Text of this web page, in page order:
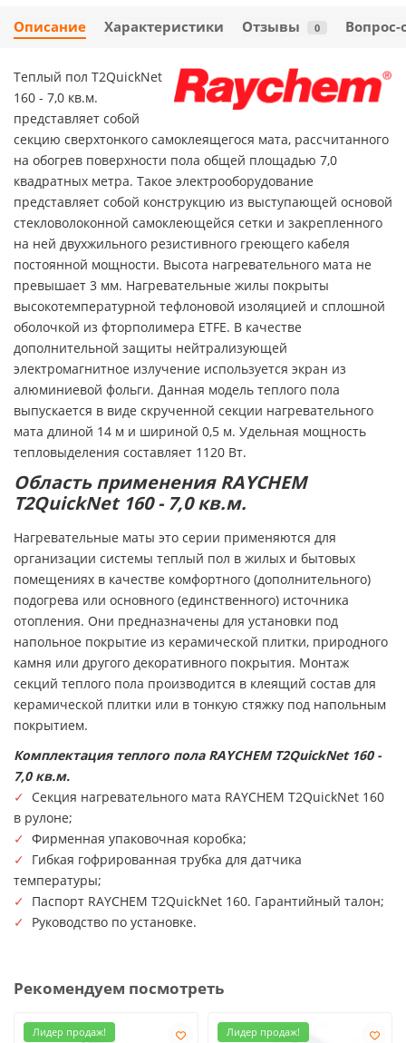
Описание Характеристики Отзывы 0 Вопрос-
Теплый пол T2QuickNet
160 - 7,0 кв.м.
представляет собой
секцию сверхтонкого самоклеящегося мата, рассчитанного
на обогрев поверхности пола общей площадью 7,0
квадратных метра. Такое электрооборудование
представляет собой конструкцию из выступающей основой
стекловолоконной самоклеющейся сетки и закрепленного
на ней двухжильного резистивного греющего кабеля
постоянной мощности. Высота нагревательного мата не
превышает 3 мм. Нагревательные жилы покрыты
высокотемпературной тефлоновой изоляцией и сплошной
оболочкой из фторполимера ETFE. В качестве
дополнительной защиты нейтрализующей
электромагнитное излучение используется экран из
алюминиевой фольги. Данная модель теплого пола
выпускается в виде скрученной секции нагревательного
мата длиной 14 м и шириной 0,5 м. Удельная мощность
тепловыделения составляет 1120 Вт.
Область применения RAYCHEM
T2QuickNet 160 - 7,0 кв.м.
Нагревательные маты это серии применяются для
организации системы теплый пол в жилых и бытовых
помещениях в качестве комфортного (дополнительного)
подогрева или основного (единственного) источника
отопления. Они предназначены для установки под
напольное покрытие из керамической плитки, природного
камня или другого декоративного покрытия. Монтаж
секций теплого пола производится в клеящий состав для
керамической плитки или в тонкую стяжку под напольным
покрытием.
Комплектация теплого пола RAYCHEM T2QuickNet 160 -
7,0 кв.м.
✓ Секция нагревательного мата RAYCHEM T2QuickNet 160
в рулоне;
✓ Фирменная упаковочная коробка;
✓ Гибкая гофрированная трубка для датчика
температуры;
✓ Паспорт RAYCHEM T2QuickNet 160. Гарантийный талон;
✓ Руководство по установке.
Рекомендуем посмотреть
Лидер продаж!
Лидер продаж!